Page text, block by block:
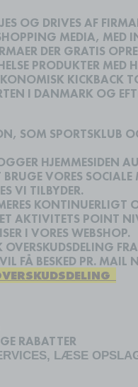
OG DRIVES AF
MEDIA, MED
DER GRATIS
PRODUKTER
KICKBACK TO
I DANMARK OG
SOM SPORTSKLUB
HJEMMESIDEN
VORES
VI TILBYDER.
KONTINUERLIGT
ET AKTIVITETS POINT
I VORES WEBSHOP.
FÅ BESKED PR. MAIL
RABATTER
LÆSE